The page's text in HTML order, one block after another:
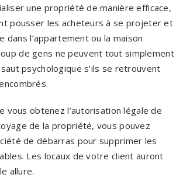
une propriété de manière efficace,
pousser les acheteurs à se projeter et
dans l’appartement ou la maison
de gens ne peuvent tout simplement
psychologique s’ils se retrouvent
vous obtenez l’autorisation légale de
de la propriété, vous pouvez
de débarras pour supprimer les
Les locaux de votre client auront
allure.